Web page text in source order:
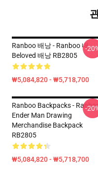
Ranboo 배낭 - Ranboo 내
Beloved 배낭 RB2805
₩5,084,820 - ₩5,718,700
-
Ranboo Backpacks -
Ender Man Drawing
Merchandise Backpack
RB2805
₩5,084,820 - ₩5,718,700
-